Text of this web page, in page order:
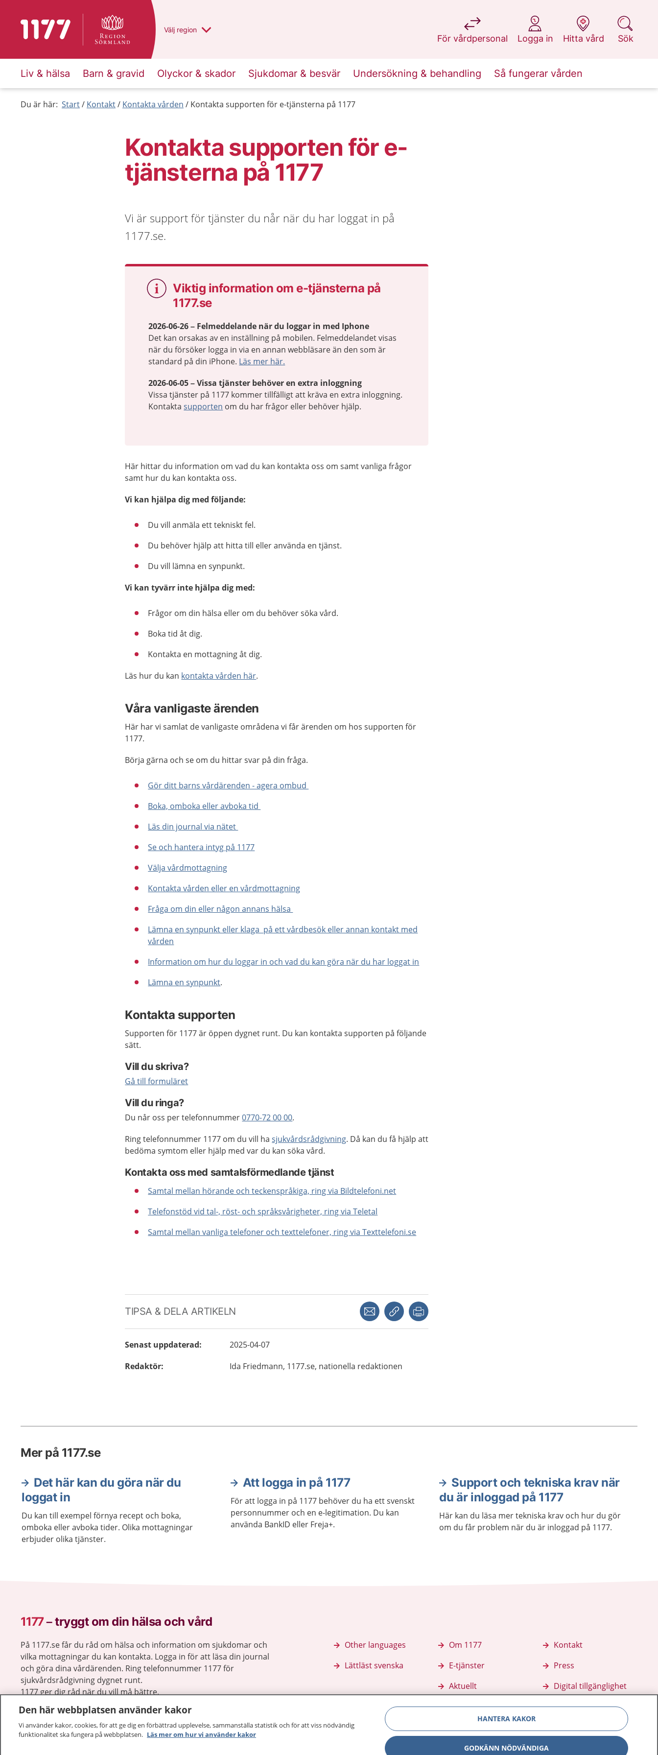
Till startsidan för 1177 Du har valt region
Välj en annan
region
För vårdpersonal
på 1177.se
Logga in
på 1177.se
Hitta vård
på 1177.se
Sök
på 1177.se
Liv & hälsa Barn & gravid Olyckor & skador Sjukdomar & besvär Undersökning & behandling Så fungerar vården
Du är här: Start Kontakt Kontakta vården Kontakta supporten för e-tjänsterna på 1177
Kontakta supporten för e-
tjänsterna på 1177
Vi är support för tjänster du når när du har loggat in på
1177.se.
Viktig information om e-tjänsterna på
1177.se
2026-06-26 – Felmeddelande när du loggar in med Iphone
Det kan orsakas av en inställning på mobilen. Felmeddelandet visas
när du försöker logga in via en annan webbläsare än den som är
standard på din iPhone. Läs mer här.
2026-06-05 – Vissa tjänster behöver en extra inloggning
Vissa tjänster på 1177 kommer tillfälligt att kräva en extra inloggning.
Kontaktasupporten om du har frågor eller behöver hjälp.
Här hittar du information om vad du kan kontakta oss om samt vanliga frågor
samt hur du kan kontakta oss.
Vi kan hjälpa dig med följande:
Du vill anmäla ett tekniskt fel.
Du behöver hjälp att hitta till eller använda en tjänst.
Du vill lämna en synpunkt.
Vi kan tyvärr inte hjälpa dig med:
Frågor om din hälsa eller om du behöver söka vård.
Boka tid åt dig.
Kontakta en mottagning åt dig.
Läs hur du kan kontakta vården här.
Våra vanligaste ärenden
Här har vi samlat de vanligaste områdena vi får ärenden om hos supporten för
1177.
Börja gärna och se om du hittar svar på din fråga.
Gör ditt barns vårdärenden - agera ombud
Boka, omboka eller avboka tid
Läs din journal via nätet
Se och hantera intyg på 1177
Välja vårdmottagning
Kontakta vården eller en vårdmottagning
Fråga om din eller någon annans hälsa
Lämna en synpunkt eller klaga på ett vårdbesök eller annan kontakt med
vården
Information om hur du loggar in och vad du kan göra när du har loggat in
Lämna en synpunkt.
Kontakta supporten
Supporten för 1177 är öppen dygnet runt. Du kan kontakta supporten på följande
sätt.
Vill du skriva?
Gå till formuläret
Vill du ringa?
Du når oss per telefonnummer0770-72 00 00.
Ring telefonnummer 1177 om du vill hasjukvårdsrådgivning. Då kan du få hjälp att
bedöma symtom eller hjälp med var du kan söka vård.
Kontakta oss med samtalsförmedlande tjänst
Samtal mellan hörande och teckenspråkiga, ring via Bildtelefoni.net
Telefonstöd vid tal-, röst- och språksvårigheter, ring via Teletal
Samtal mellan vanliga telefoner och texttelefoner, ring via Texttelefoni.se
TIPSA & DELA ARTIKELN Dela via mejlKopiera länk
Senast uppdaterad:
2025-04-07
Redaktör: Ida Friedmann, 1177.se, nationella redaktionen
Mer på 1177.se
Det här kan du göra när du
loggat in
Du kan till exempel förnya recept och boka,
omboka eller avboka tider. Olika mottagningar
erbjuder olika tjänster.
Att logga in på 1177
För att logga in på 1177 behöver du ha ett svenskt
personnummer och en e-legitimation. Du kan
använda BankID eller Freja+.
Support och tekniska krav när
du är inloggad på 1177
Här kan du läsa mer tekniska krav och hur du gör
om du får problem när du är inloggad på 1177.
1177–tryggt om din hälsa och vård
På 1177.se får du råd om hälsa och information om sjukdomar och
vilka mottagningar du kan kontakta. Logga in för att läsa din journal
och göra dina vårdärenden. Ring telefonnummer 1177 för
sjukvårdsrådgivning dygnet runt.
1177 ger dig råd när du vill må bättre.
Other languages
Lättläst svenska
Om 1177
E-tjänster
Aktuellt
Kontakt
Press
Digital tillgänglighet
Den här webbplatsen använder kakor
Vi använder kakor, cookies, för att ge dig en förbättrad upplevelse, sammanställa statistik och för att viss nödvändig
funktionalitet ska fungera på webbplatsen. Läs mer om hur vi använder kakor
HANTERA KAKOR
GODKÄNN NÖDVÄNDIGA